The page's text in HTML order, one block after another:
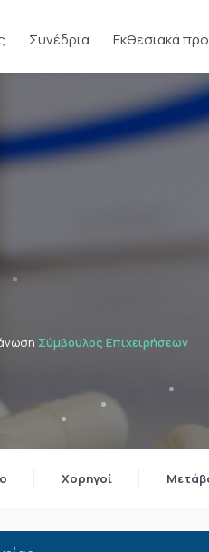
Συνέδρια Εκθεσιακά
Σύμβουλος Επιχειρήσεων
Χορηγοί